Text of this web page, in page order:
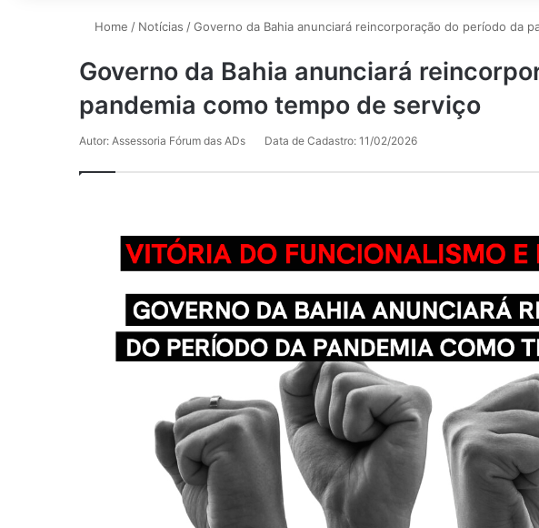
Home / Notícias /Governo da Bahia anunciará reincorporação do período da
Governo da Bahia anunciará
pandemia como tempo de serviço
Autor: Assessoria Fórum das ADs Data de Cadastro: 11/02/2026